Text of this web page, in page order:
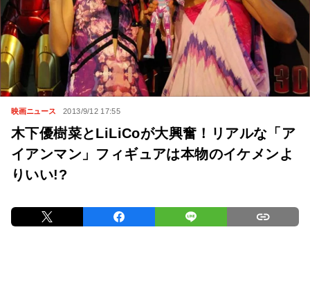
映画ニュース 2013/9/12 17:55
木下優樹菜とLiLiCoが大興奮！リアルな「ア
イアンマン」フィギュアは本物のイケメンよ
りいい!?